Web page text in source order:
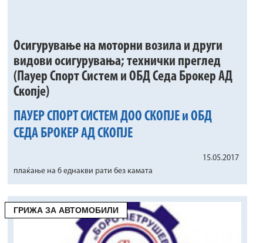
Осигурување на моторни возила и други
видови осигурувања; технички преглед
(Пауер Спорт Систем и ОБД Седа Брокер АД
Скопје)
ПАУЕР СПОРТ СИСТЕМ ДОО СКОПЈЕ и ОБД
СЕДА БРОКЕР АД СКОПЈЕ
15.05.2017
плаќање на 6 еднакви рати без камата
ГРИЖА ЗА АВТОМОБИЛИ